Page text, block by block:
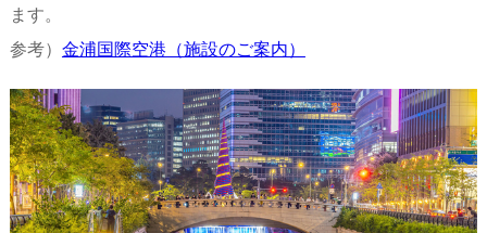
ます。
参考） 金浦国際空港（施設のご案内）